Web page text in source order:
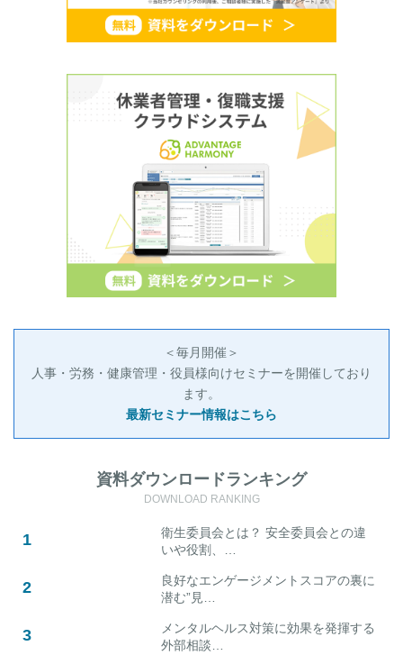
＜毎月開催＞
人事・労務・健康管理・役員様向けセミナーを開催しており
ます。
最新セミナー情報はこちら
資料ダウンロードランキング
DOWNLOAD RANKING
衛生委員会とは？ 安全委員会との違
いや役割、…
良好なエンゲージメントスコアの裏に
潜む”見…
メンタルヘルス対策に効果を発揮する
外部相談…